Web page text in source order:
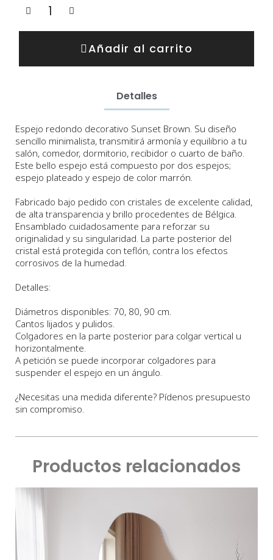
Añadir al carrito
Detalles
Espejo redondo decorativo Sunset Brown. Su diseño
sencillo minimalista, transmitirá armonía y equilibrio a tu
salón, comedor, dormitorio, recibidor o cuarto de baño.
Este bello espejo está compuesto por dos espejos;
espejo plateado y espejo de color marrón.
Fabricado bajo pedido con cristales de excelente calidad,
de alta transparencia y brillo procedentes de Bélgica.
Ensamblado cuidadosamente para reforzar su
originalidad y su singularidad. La parte posterior del
cristal está protegida con teflón, contra los efectos
corrosivos de la humedad.
Detalles:
Diámetros disponibles: 70, 80, 90 cm.
Cantos lijados y pulidos.
Colgadores en la parte posterior para colgar vertical u
horizontalmente.
A petición se puede incorporar colgadores para
suspender el espejo en un ángulo.
¿Necesitas una medida diferente? Pídenos presupuesto
sin compromiso.
Productos relacionados